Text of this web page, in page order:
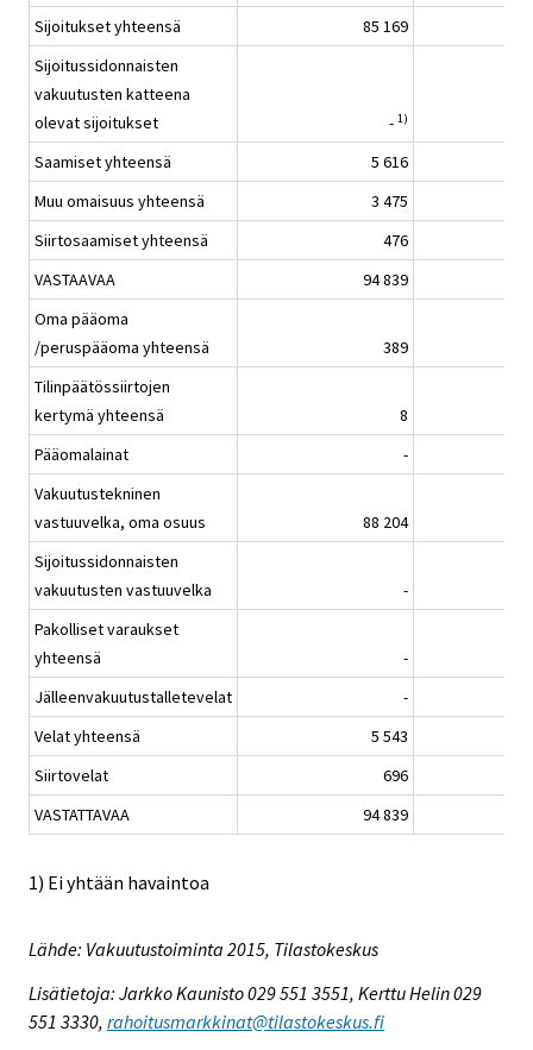
Sijoitukset yhteensä
85 169
Sijoitussidonnaisten
vakuutusten katteena
olevat sijoitukset
- 1)
Saamiset yhteensä
5 616
Muu omaisuus yhteensä
3 475
Siirtosaamiset yhteensä
476
VASTAAVAA
94 839
Oma pääoma
/peruspääoma yhteensä
389
Tilinpäätössiirtojen
kertymä yhteensä
8
Pääomalainat
-
Vakuutustekninen
vastuuvelka, oma osuus
88 204
Sijoitussidonnaisten
vakuutusten vastuuvelka
-
Pakolliset varaukset
yhteensä
-
Jälleenvakuutustalletevelat
-
Velat yhteensä
5 543
Siirtovelat
696
VASTATTAVAA
94 839
1) Ei yhtään havaintoa
Lähde: Vakuutustoiminta 2015, Tilastokeskus
Lisätietoja: Jarkko Kaunisto 029 551 3551, Kerttu Helin 029
551 3330, rahoitusmarkkinat@tilastokeskus.fi